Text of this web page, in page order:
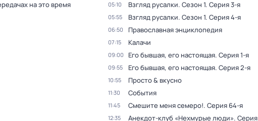
на это время 05:10 Взгляд русалки. Сезон 1. Серия 3-я
05:55 Взгляд русалки. Сезон 1. Серия 4-я
06:50 Православная энциклопедия
07:15 Калачи
09:00 Его бывшая, его настоящая. Серия 1-я
09:55 Его бывшая, его настоящая. Серия 2-я
10:55 Просто & вкусно
11:30 События
11:45 Смешите меня семеро!. Серия 64-я
12:35 Анекдот-клуб «Нехмурые люди». Серия